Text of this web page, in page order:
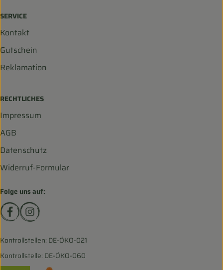
SERVICE
Kontakt
Gutschein
Reklamation
RECHTLICHES
Impressum
AGB
Datenschutz
Widerruf-Formular
Folge uns auf:
Externer Link zu https://www.facebook.com/
Externer Link zu https://www.instagram.com/
Kontrollstellen: DE-ÖKO-021
Kontrollstelle: DE-ÖKO-060